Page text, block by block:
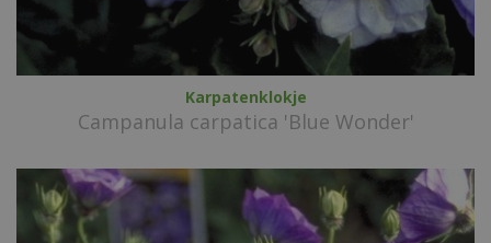
Karpatenklokje
Campanula carpatica 'Blue Wonder'